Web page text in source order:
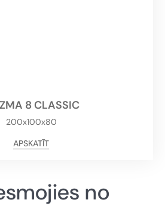
8 CLASSIC
200x100x80
APSKATĪT
no